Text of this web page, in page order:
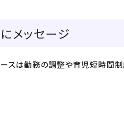
メッセージ
スは勤務の調整や育児短時間